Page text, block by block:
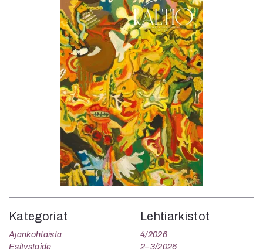
Kategoriat
Ajankohtaista
Esitystaide
Lehtiarkistot
4/2026
2–3/2026